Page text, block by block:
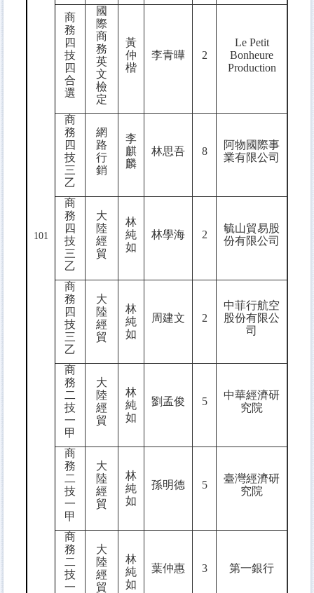
101
商
務
四
技
四
合
選
國
際
商
務
英
文
檢
定
黃
仲
楷
李青曄 2
Le Petit
Bonheure
Production
商
務
四
技
三
乙
網
路
行
銷
李
麒
麟
林思吾 8
阿物國際事
業有限公司
商
務
四
技
三
乙
大
陸
經
貿
林
純
如
林學海 2
毓山貿易股
份有限公司
商
務
四
技
三
乙
大
陸
經
貿
林
純
如
周建文 2
中菲行航空
股份有限公
司
商
務
二
技
一
甲
大
陸
經
貿
林
純
如
劉孟俊 5
中華經濟研
究院
商
務
二
技
一
甲
大
陸
經
貿
林
純
如
孫明德 5
臺灣經濟研
究院
商
務
二
技
一
大
陸
經
貿
林
純
如
葉仲惠 3 第一銀行